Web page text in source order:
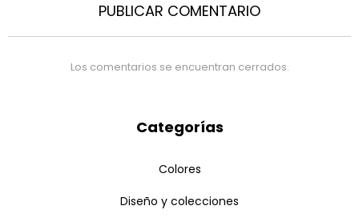
PUBLICAR COMENTARIO
Los comentarios se encuentran cerrados.
Categorías
Colores
Diseño y colecciones